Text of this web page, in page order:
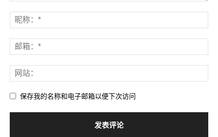
保存我的名称和电子邮箱以便下次访问